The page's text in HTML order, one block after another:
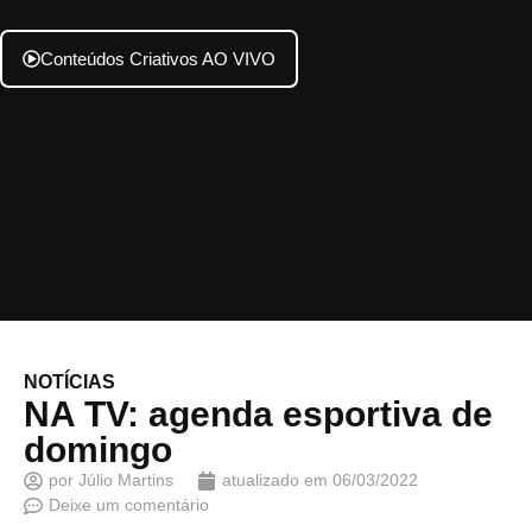
Conteúdos Criativos AO VIVO
NOTÍCIAS
NA TV: agenda esportiva de
domingo
por Júlio Martins atualizado em 06/03/2022
Deixe um comentário